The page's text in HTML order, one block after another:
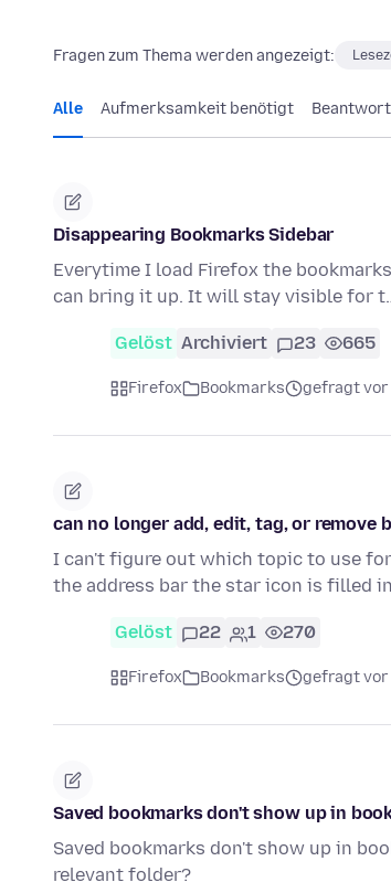
Fragen zum Thema werden angezeigt:
Alle Aufmerksamkeit benötigt
Disappearing Bookmarks Sidebar
Everytime I load Firefox the
can bring it up. It will stay visible for
Gelöst Archiviert 23 665
Firefox Bookmarks gefragt vor
can no longer add, edit, tag, or remove
I can't figure out which topic to use
the address bar the star icon is filled
Gelöst 22 1 270
Firefox Bookmarks gefragt vor
Saved bookmarks don't show up in
Saved bookmarks don't show up in
relevant folder?